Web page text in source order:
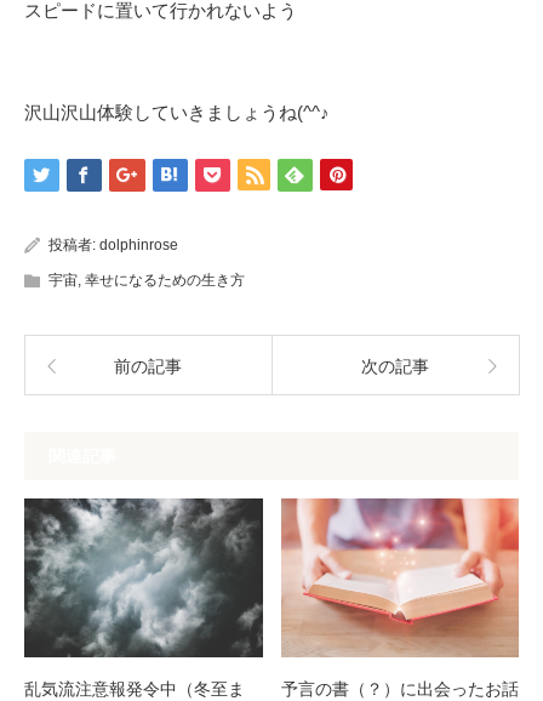
スピードに置いて行かれないよう
沢山沢山体験していきましょうね(^^♪
投稿者: dolphinrose
宇宙, 幸せになるための生き方
前の記事 次の記事
乱気流注意報発令中（冬至ま
予言の書（？）に出会ったお話